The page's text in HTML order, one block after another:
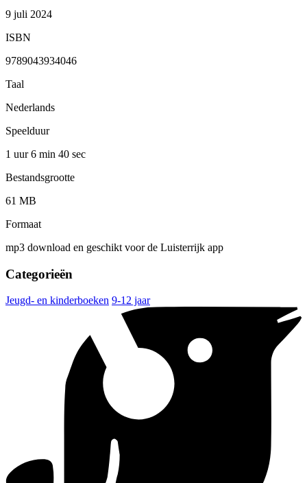
9 juli 2024
ISBN
9789043934046
Taal
Nederlands
Speelduur
1 uur 6 min 40 sec
Bestandsgrootte
61 MB
Formaat
mp3 download en geschikt voor de Luisterrijk app
Categorieën
Jeugd- en kinderboeken 9-12 jaar